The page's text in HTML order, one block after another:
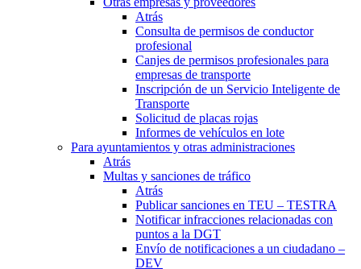
Atrás
Consulta de permisos de conductor
profesional
Canjes de permisos profesionales para
empresas de transporte
Inscripción de un Servicio Inteligente de
Transporte
Solicitud de placas rojas
Informes de vehículos en lote
Para ayuntamientos y otras administraciones
Atrás
Multas y sanciones de tráfico
Atrás
Publicar sanciones en TEU – TESTRA
Notificar infracciones relacionadas con
puntos a la DGT
Envío de notificaciones a un ciudadano –
DEV